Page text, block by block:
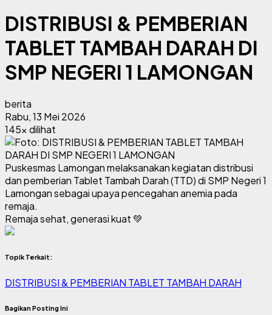
DISTRIBUSI & PEMBERIAN
TABLET TAMBAH DARAH DI
SMP NEGERI 1 LAMONGAN
berita
Rabu, 13 Mei 2026
145x dilihat
Puskesmas Lamongan melaksanakan kegiatan distribusi
dan pemberian Tablet Tambah Darah (TTD) di SMP Negeri 1
Lamongan sebagai upaya pencegahan anemia pada
remaja.
Remaja sehat, generasi kuat 💚
Topik Terkait:
DISTRIBUSI & PEMBERIAN TABLET TAMBAH DARAH
Bagikan Posting Ini